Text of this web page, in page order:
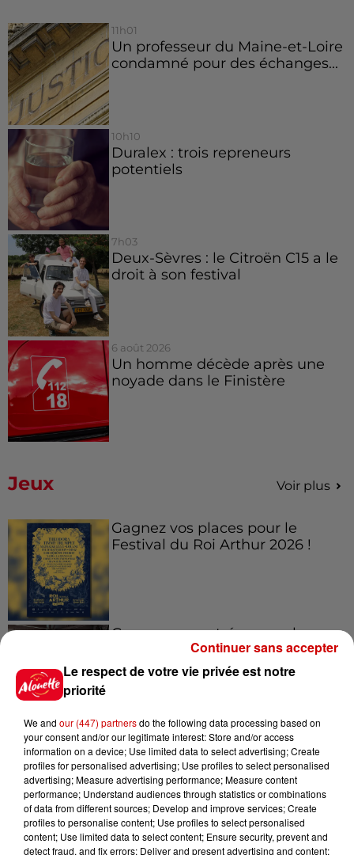
11h01
Un professeur du Maine-et-Loire
condamné pour des échanges...
10h10
Duralex : trois repreneurs
potentiels
7h03
Deux-Sèvres : le Citroën C15 a le
droit à son festival
6 août 2026
Un homme décède après une
noyade dans le Finistère
Jeux Voir plus
Gagnez vos places pour le
Festival du Roi Arthur 2026 !
Gagnez vos entrées pour le
Musée du Sport Automobile au
Mans !
Alouette vous invite à
Futuroscope Xperiences !
Le Duel - Gagnez votre balade
Le respect de votre vie privée est notre
priorité
We and our (447) partnersdo the following data processing based on
your consent and/or our legitimate interest: Store and/or access
information on a device; Use limited data to select advertising; Create
profiles for personalised advertising; Use profiles to select personalised
advertising; Measure advertising performance; Measure content
performance; Understand audiences through statistics or combinations
of data from different sources; Develop and improve services; Create
profiles to personalise content; Use profiles to select personalised
content; Use limited data to select content; Ensure security, prevent and
detect fraud, and fix errors; Deliver and present advertising and content;
Continuer sans accepter